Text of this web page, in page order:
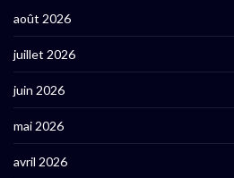
août 2026
juillet 2026
juin 2026
mai 2026
avril 2026